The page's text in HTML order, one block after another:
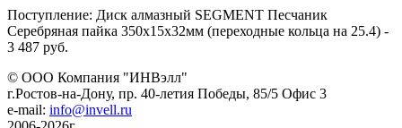
Поступление: Диск алмазный SEGMENT Песчаник
Серебряная пайка 350x15x32мм (переходные кольца на 25.4) -
3 487 руб.
© ООО Компания "ИНВэлл"
г.Ростов-на-Дону, пр. 40-летия Победы, 85/5 Офис 3
e-mail: info@invell.ru